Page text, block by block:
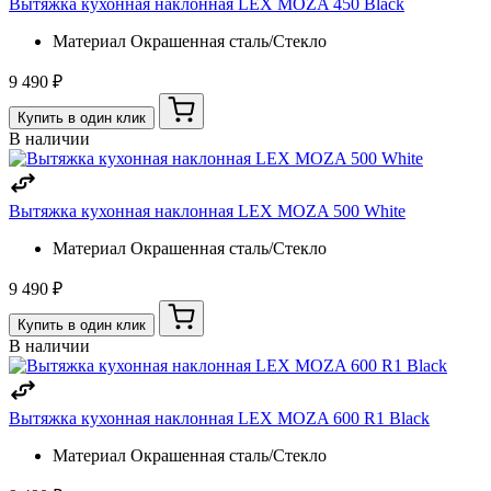
Материал Окрашенная сталь/Стекло
9 490 ₽
Купить в один клик
В наличии
Вытяжка кухонная наклонная LEX MOZA 500 White
Материал Окрашенная сталь/Стекло
9 490 ₽
Купить в один клик
В наличии
Вытяжка кухонная наклонная LEX MOZA 600 R1 Black
Материал Окрашенная сталь/Стекло